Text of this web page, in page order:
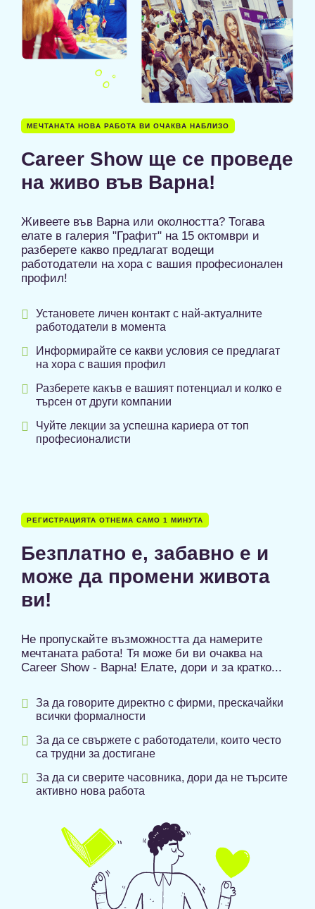
МЕЧТАНАТА НОВА РАБОТА ВИ ОЧАКВА НАБЛИЗО
Career Show ще се проведе
на живо във Варна!
Живеете във Варна или околността? Тогава
елате в галерия "Графит" на 15 октомври и
разберете какво предлагат водещи
работодатели на хора с вашия професионален
профил!

Установете личен контакт с най-актуалните
работодатели в момента

Информирайте се какви условия се предлагат
на хора с вашия профил

Разберете какъв е вашият потенциал и колко е
търсен от други компании

Чуйте лекции за успешна кариера от топ
професионалисти
РЕГИСТРАЦИЯТА ОТНЕМА САМО 1 МИНУТА
Безплатно е, забавно е и
може да промени живота
ви!
Не пропускайте възможността да намерите
мечтаната работа! Тя може би ви очаква на
Career Show - Варна! Елате, дори и за кратко...

За да говорите директно с фирми, прескачайки
всички формалности

За да се свържете с работодатели, които често
са трудни за достигане

За да си сверите часовника, дори да не търсите
активно нова работа